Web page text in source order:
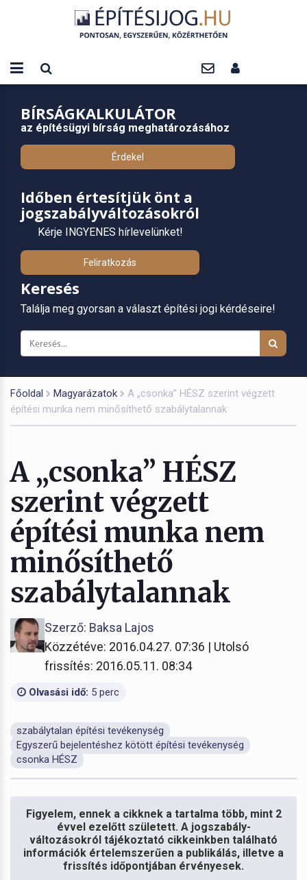
BÍRSÁGKALKULÁTOR
az építésügyi bírság meghatározásához
Érdekel
Időben értesítjük önt a
jogszabályváltozásokról
Kérje INGYENES hírlevelünket!
Feliratkozás
Keresés
Találja meg gyorsan a választ építési jogi kérdéseire!
Főoldal Magyarázatok
A „csonka” HÉSZ szerint végzett
építési munka nem minősíthető szabálytalannak
A „csonka” HÉSZ
szerint végzett
építési munka nem
minősíthető
szabálytalannak
Szerző: Baksa Lajos
Közzétéve: 2016.04.27. 07:36 | Utolsó
frissítés: 2016.05.11. 08:34
Olvasási idő: 5 perc
szabálytalan építési tevékenység
Egyszerű bejelentéshez kötött építési tevékenység
csonka HÉSZ
Figyelem, ennek a cikknek a tartalma több, mint 2
évvel ezelőtt született. A jogszabály-
változásokról tájékoztató cikkeinkben található
információk értelemszerűen a publikálás, illetve a
frissítés időpontjában érvényesek.